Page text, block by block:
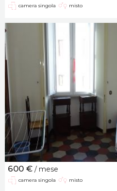
camera singola misto
600 € / mese
camera singola misto